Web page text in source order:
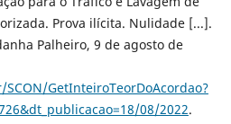
Prova ilícita. Nulidade [...].
Palheiro, 9 de agosto de
GetInteiroTeorDoAcordao?
08/2022.